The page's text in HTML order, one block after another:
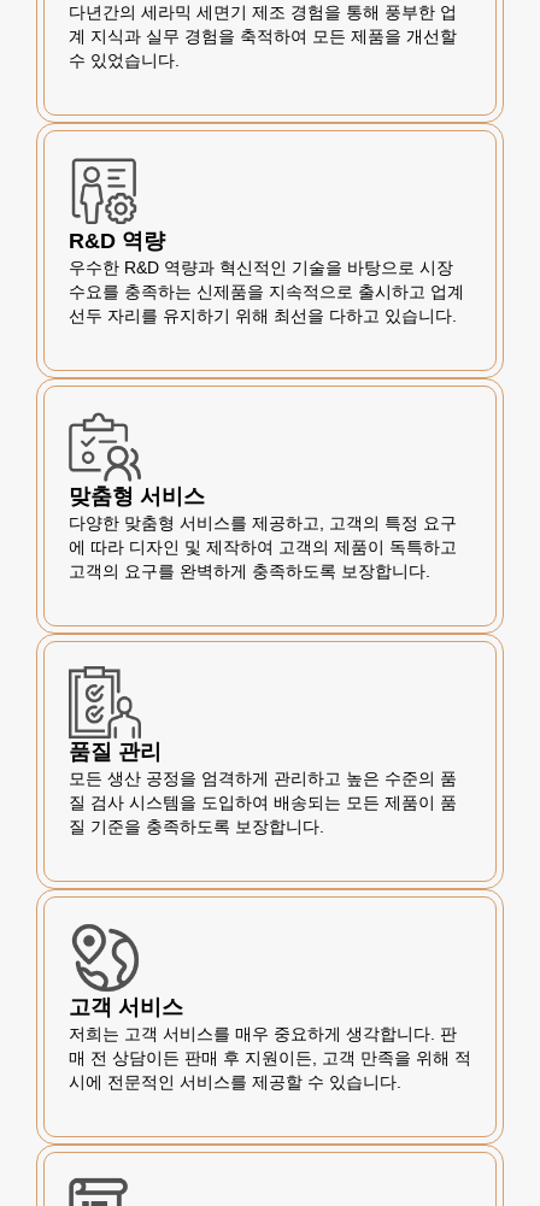
다년간의 세라믹 세면기 제조 경험을 통해 풍부한 업
계 지식과 실무 경험을 축적하여 모든 제품을 개선할
수 있었습니다.
R&D 역량
우수한 R&D 역량과 혁신적인 기술을 바탕으로 시장
수요를 충족하는 신제품을 지속적으로 출시하고 업계
선두 자리를 유지하기 위해 최선을 다하고 있습니다.
맞춤형 서비스
다양한 맞춤형 서비스를 제공하고, 고객의 특정 요구
에 따라 디자인 및 제작하여 고객의 제품이 독특하고
고객의 요구를 완벽하게 충족하도록 보장합니다.
품질 관리
모든 생산 공정을 엄격하게 관리하고 높은 수준의 품
질 검사 시스템을 도입하여 배송되는 모든 제품이 품
질 기준을 충족하도록 보장합니다.
고객 서비스
저희는 고객 서비스를 매우 중요하게 생각합니다. 판
매 전 상담이든 판매 후 지원이든, 고객 만족을 위해 적
시에 전문적인 서비스를 제공할 수 있습니다.